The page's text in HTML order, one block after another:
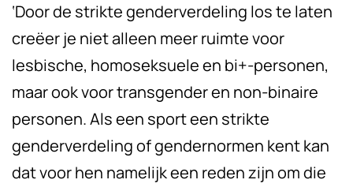
‘Door de strikte genderverdeling los te laten
creëer je niet alleen meer ruimte voor
lesbische, homoseksuele en bi+-personen,
maar ook voor transgender en non-binaire
personen. Als een sport een strikte
genderverdeling of gendernormen kent kan
dat voor hen namelijk een reden zijn om die